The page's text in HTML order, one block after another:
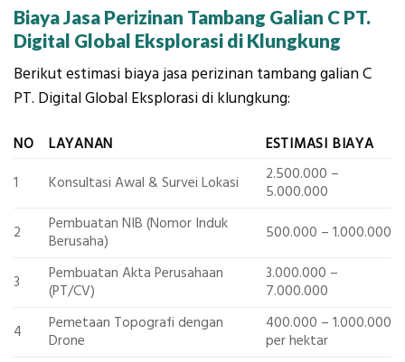
BiayaJasa Perizinan Tambang Galian C PT.
Digital Global Eksplorasi di Klungkung
Berikut estimasi biaya jasa perizinan tambang galian C
PT. Digital Global Eksplorasi di klungkung:
NO LAYANAN ESTIMASI BIAYA
1 Konsultasi Awal & Survei Lokasi
2.500.000 –
5.000.000
2
Pembuatan NIB (Nomor Induk
Berusaha)
500.000 – 1.000.000
3
Pembuatan Akta Perusahaan
(PT/CV)
3.000.000 –
7.000.000
4
Pemetaan Topografi dengan
Drone
400.000 – 1.000.000
per hektar